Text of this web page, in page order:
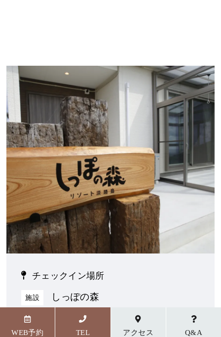
チェックイン場所
施設 しっぽの森
〒656-1727 兵庫県淡路市野島貴船23番地5
WEB予約
TEL アクセス Q&A